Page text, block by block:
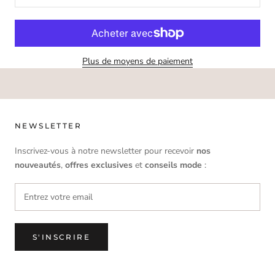
Plus de moyens de paiement
NEWSLETTER
Inscrivez-vous à notre newsletter pour recevoir nos
nouveautés, offres exclusives et conseils mode :
S'INSCRIRE